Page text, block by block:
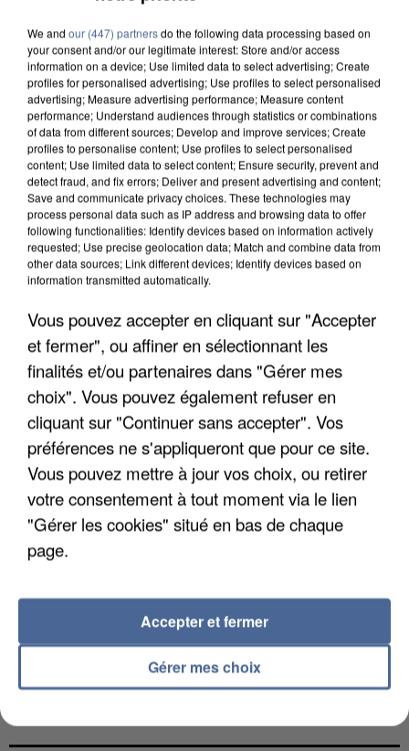
APRÈS TOUTES CES CANICULES, LES REFUGES
DE FAUNE SAUVAGE SONT...
L’UN DES FONDATEURS SUPPOSÉS DE LA DZ
We and our (447) partnersdo the following data processing based on
your consent and/or our legitimate interest: Store and/or access
information on a device; Use limited data to select advertising; Create
profiles for personalised advertising; Use profiles to select personalised
advertising; Measure advertising performance; Measure content
performance; Understand audiences through statistics or combinations
of data from different sources; Develop and improve services; Create
profiles to personalise content; Use profiles to select personalised
content; Use limited data to select content; Ensure security, prevent and
detect fraud, and fix errors; Deliver and present advertising and content;
Save and communicate privacy choices. These technologies may
process personal data such as IP address and browsing data to offer
following functionalities: Identify devices based on information actively
requested; Use precise geolocation data; Match and combine data from
other data sources; Link different devices; Identify devices based on
information transmitted automatically.
Vous pouvez accepter en cliquant sur "Accepter
et fermer", ou affiner en sélectionnant les
finalités et/ou partenaires dans "Gérer mes
choix". Vous pouvez également refuser en
cliquant sur "Continuer sans accepter". Vos
préférences ne s'appliqueront que pour ce site.
Vous pouvez mettre à jour vos choix, ou retirer
votre consentement à tout moment via le lien
"Gérer les cookies" situé en bas de chaque
page.
Gérer mes choix
Accepter et fermer